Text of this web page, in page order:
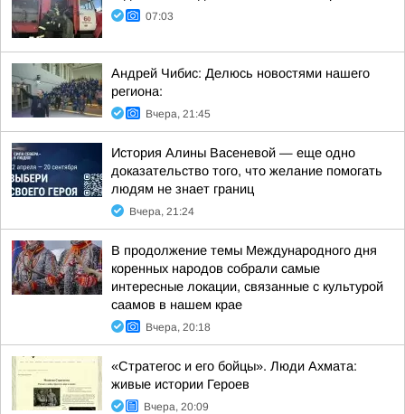
07:03
Андрей Чибис: Делюсь новостями нашего
региона:
Вчера, 21:45
История Алины Васеневой — еще одно
доказательство того, что желание помогать
людям не знает границ
Вчера, 21:24
В продолжение темы Международного дня
коренных народов собрали самые
интересные локации, связанные с культурой
саамов в нашем крае
Вчера, 20:18
«Стратегос и его бойцы». Люди Ахмата:
живые истории Героев
Вчера, 20:09